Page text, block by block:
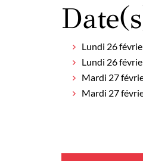
Lundi 26
Lundi 26
Mardi 27
Mardi 27